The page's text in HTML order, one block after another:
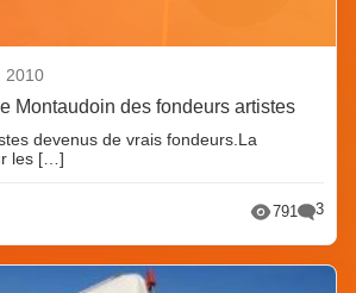
2010
Montaudoin des fondeurs artistes
devenus de vrais fondeurs.La
les […]
791 3